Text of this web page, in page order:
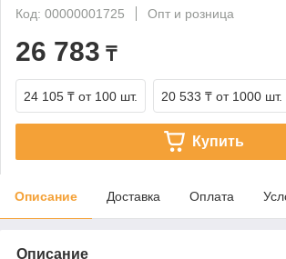
Код: 00000001725
Опт и розница
26 783 ₸
24 105 ₸ от 100 шт. 20 533 ₸ от 1000 шт.
Купить
Описание Доставка Оплата
Описание